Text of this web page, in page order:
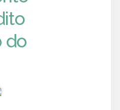
do